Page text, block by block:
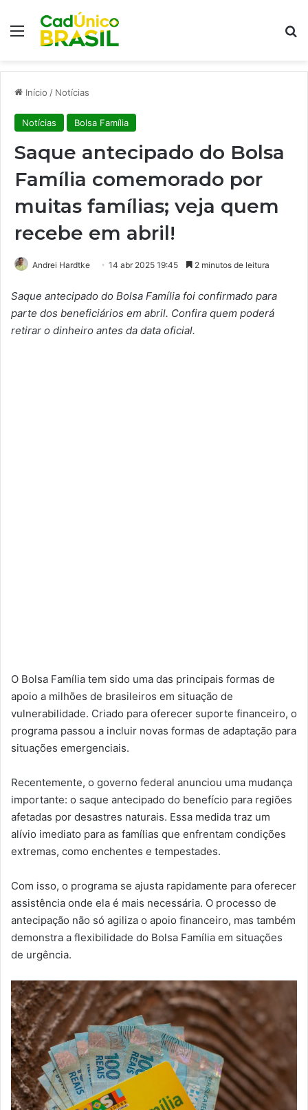
Menu
Início / Notícias
Notícias Bolsa Família
Saque antecipado do Bolsa
Família comemorado por
muitas famílias; veja quem
recebe em abril!
Andrei Hardtke 14 abr 2025 19:45 2 minutos de leitura
Saque antecipado do Bolsa Família foi confirmado para
parte dos beneficiários em abril. Confira quem poderá
retirar o dinheiro antes da data oficial.
O Bolsa Família tem sido uma das principais formas de
apoio a milhões de brasileiros em situação de
vulnerabilidade. Criado para oferecer suporte financeiro, o
programa passou a incluir novas formas de adaptação para
situações emergenciais.
Recentemente, o governo federal anunciou uma mudança
importante: o saque antecipado do benefício para regiões
afetadas por desastres naturais. Essa medida traz um
alívio imediato para as famílias que enfrentam condições
extremas, como enchentes e tempestades.
Com isso, o programa se ajusta rapidamente para oferecer
assistência onde ela é mais necessária. O processo de
antecipação não só agiliza o apoio financeiro, mas também
demonstra a flexibilidade do Bolsa Família em situações
de urgência.